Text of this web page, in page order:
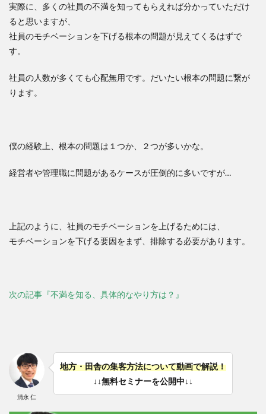
実際に、多くの社員の不満を知ってもらえれば分かっていただけ
ると思いますが、
社員のモチベーションを下げる根本の問題が見えてくるはずで
す。
社員の人数が多くても心配無用です。だいたい根本の問題に繋が
ります。
僕の経験上、根本の問題は１つか、２つが多いかな。
経営者や管理職に問題があるケースが圧倒的に多いですが…
上記のように、社員のモチベーションを上げるためには、
モチベーションを下げる要因をまず、排除する必要があります。
次の記事『不満を知る、具体的なやり方は？』
清永 仁
地方・田舎の集客方法について動画で解説！
↓↓無料セミナーを公開中↓↓